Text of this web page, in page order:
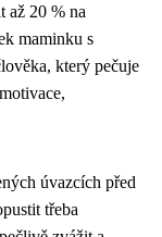
až 20 % na
maminku s
který pečuje
úvazcích před
třeba